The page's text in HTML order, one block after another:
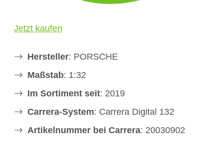
Jetzt kaufen
Hersteller: PORSCHE
Maßstab: 1:32
Im Sortiment seit: 2019
Carrera-System: Carrera Digital 132
Artikelnummer bei Carrera: 20030902